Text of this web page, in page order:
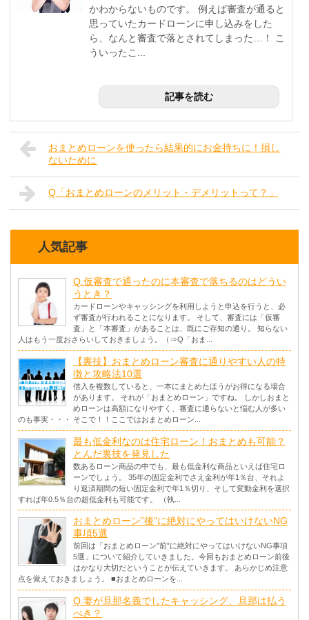
かわからないものです。 例えば審査が通ると
思っていたカードローンに申し込みをした
ら、なんと審査で落とされてしまった…！ こ
ういったこ...
記事を読む
おまとめローンを使ったら結果的にお金持ちに！損し
ないために
Q「おまとめローンのメリット・デメリットって？」
人気記事
Q.仮審査で通ったのに本審査で落ちるのはどうい
うとき？
カードローンやキャッシングを利用しようと申込を行うと、必
ず審査が行われることになります。 そして、審査には「仮審
査」と「本審査」があることは、既にご存知の通り。 知らない
人はもう一度おさらいしておきましょう。（⇒Q「おま...
【裏技】おまとめローン審査に通りやすい人の特
徴と攻略法10選
借入を複数していると、一本にまとめたほうがお得になる場合
があります。 それが「おまとめローン」ですね。 しかしおまと
めローンは高額になりやすく、審査に通らないと悩む人が多い
のも事実・・・ そこで！！ここではおまとめローン...
最も低金利なのは住宅ローン！おまとめも可能？
とんだ裏技を発見した
数あるローン商品の中でも、最も低金利な商品といえば住宅ロ
ーンでしょう。 35年の固定金利でさえ金利が年1％台、それよ
り返済期間の短い固定金利で年1％切り、そして変動金利を選択
すれば年0.5％台の超低金利も可能です。 （執...
おまとめローン”後”に絶対にやってはいけないNG
事項5選
前回は「おまとめローン”前”に絶対にやってはいけないNG事項
5選」について紹介していきました。今回もおまとめローン前後
はかなり大切だということが伝えていきます。 あらかじめ注意
点を覚えておきましょう。 ■おまとめローンを...
Q.妻が旦那名義でしたキャッシング、旦那は払う
べき？